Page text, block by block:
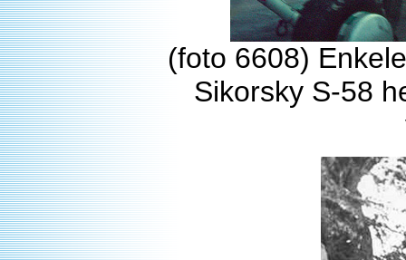
(foto 6608)
Sikorsky S-58